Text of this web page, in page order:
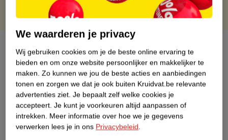
Over dit product
Productinformatie
Etiketinformatie
Nature Impact Score
We waarderen je privacy
Wij gebruiken cookies om je de beste online ervaring te
bieden en om onze website persoonlijker en makkelijker te
maken. Zo kunnen we jou de beste acties en aanbiedingen
tonen en zorgen we dat je ook buiten Kruidvat.be relevante
advertenties ziet. Je bepaalt zelf welke cookies je
accepteert. Je kunt je voorkeuren altijd aanpassen of
intrekken. Meer informatie over hoe we je gegevens
verwerken lees je in ons Privacybeleid.